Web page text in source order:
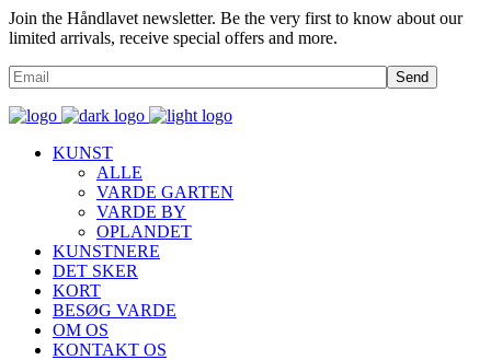
Join the Håndlavet newsletter. Be the very first to know about our
limited arrivals, receive special offers and more.
Send
KUNST
ALLE
VARDE GARTEN
VARDE BY
OPLANDET
KUNSTNERE
DET SKER
KORT
BESØG VARDE
OM OS
KONTAKT OS